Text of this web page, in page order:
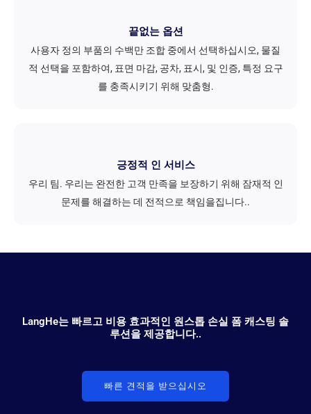
끝없는 옵션
사용자 정의 부품의 수백만 조합 중에서 선택하십시오, 물질
적 선택을 포함하여, 표면 마감, 공차, 표시, 및 인증, 특정 요구
를 충족시키기 위해 맞춤형.
긍정적 인 서비스
우리 팀. 우리는 완전한 고객 만족을 보장하기 위해 잠재적 인
문제를 해결하는 데 전적으로 책임을집니다..
LangHe는 빠르고 비용 효과적인 원스톱 손실 폼 캐스팅 솔
루션을 제공합니다..
빠른 견적을 받으십시오